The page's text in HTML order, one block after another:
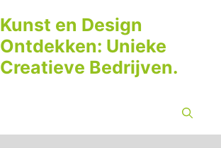
Kunst en Design
Ontdekken: Unieke
Creatieve Bedrijven.